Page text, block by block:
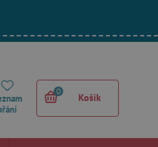
0
Košík